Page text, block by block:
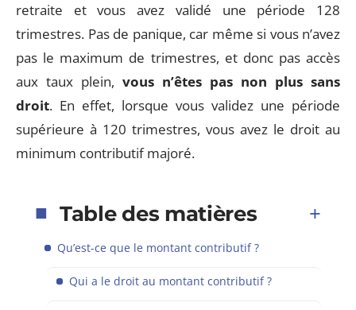
retraite et vous avez validé une période 128
trimestres. Pas de panique, car même si vous n’avez
pas le maximum de trimestres, et donc pas accès
aux taux plein, vous n’êtes pas non plus sans
droit. En effet, lorsque vous validez une période
supérieure à 120 trimestres, vous avez le droit au
minimum contributif majoré.
Table des matières
Qu’est-ce que le montant contributif ?
Qui a le droit au montant contributif ?